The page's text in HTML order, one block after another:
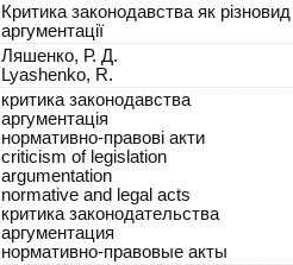
Критика законодавства як
аргументації
Ляшенко, Р. Д.
Lyashenko, R.
критика законодавства
аргументація
нормативно-правові акти
criticism of legislation
argumentation
normative and legal acts
критика законодательства
аргументация
нормативно-правовые акты